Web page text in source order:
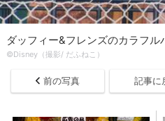
ダッフィー&フレンズのカラフル
©Disney（撮影/ だふねこ）
前の写真 記事に